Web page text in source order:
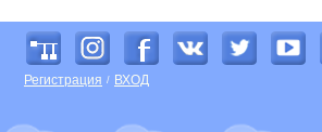
Регистрация / ВХОД